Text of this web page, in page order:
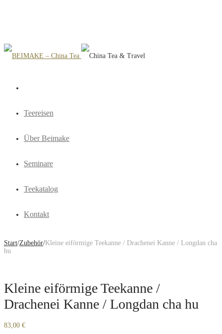
Teereisen
Über Beimake
Seminare
Teekatalog
Kontakt
Start/Zubehör/Kleine eiförmige Teekanne / Drachenei Kanne / Longdan cha
hu
Kleine eiförmige Teekanne /
Drachenei Kanne / Longdan cha hu
83,00 €